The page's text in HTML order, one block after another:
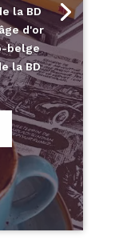
la BD
d'or
belge
la BD